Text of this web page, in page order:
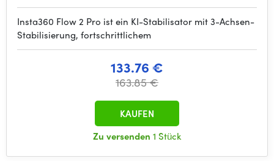
Insta360 Flow 2 Pro ist ein KI-Stabilisator mit 3-Achsen-
Stabilisierung, fortschrittlichem
133.76 €
163.85 €
Zu versenden 1 Stück
KAUFEN